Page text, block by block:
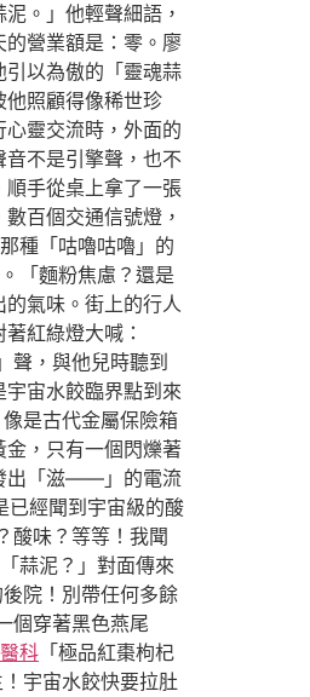
。」他輕聲細語，
營業額是：零。廖
以為傲的「靈魂蒜
照顧得像稀世珍
靈交流時，外面的
不是引擎聲，也不
手從桌上拿了一張
百個交通信號燈，
種「咕嚕咕嚕」的
「麵粉焦慮？還是
氣味。街上的行人
紅綠燈大喊：
聲，與他兒時聽到
宙水餃臨界點到來
是古代金屬保險箱
，只有一個閃爍著
出「滋——」的電流
已經聞到宇宙級的酸
酸味？等等！我聞
蒜泥？」對面傳來
院！別帶任何多餘
個穿著黑色燕尾
科 「極品紅棗枸杞
宇宙水餃快要拉肚